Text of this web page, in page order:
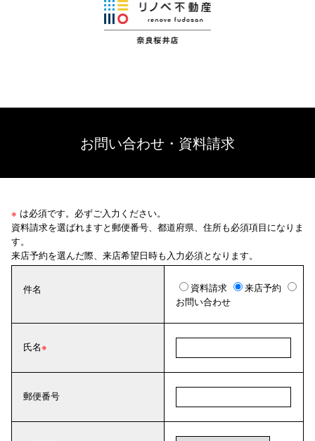
お問い合わせ・資料請求
※ は必須です。必ずご入力ください。
資料請求を選ばれますと郵便番号、都道府県、住所も必須項目になりま
す。
来店予約を選んだ際、来店希望日時も入力必須となります。
件名 資料請求
来店予約
お問い合わせ
氏名
郵便番号